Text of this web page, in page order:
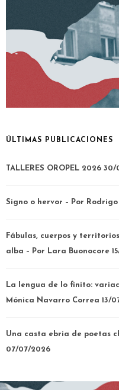
ÚLTIMAS PUBLICACIONES
TALLERES OROPEL 2026 30/
Signo o hervor – Por
Fábulas, cuerpos y
alba – Por Lara Buonocore
La lengua de lo finito:
Mónica Navarro Correa 13/
Una casta ebria de poetas
07/07/2026